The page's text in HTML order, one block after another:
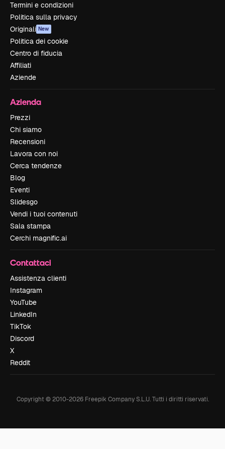
Termini e condizioni
Politica sulla privacy
Originali New
Politica dei cookie
Centro di fiducia
Affiliati
Aziende
Azienda
Prezzi
Chi siamo
Recensioni
Lavora con noi
Cerca tendenze
Blog
Eventi
Slidesgo
Vendi i tuoi contenuti
Sala stampa
Cerchi magnific.ai
Contattaci
Assistenza clienti
Instagram
YouTube
LinkedIn
TikTok
Discord
X
Reddit
Copyright © 2010-2026Freepik Company S.L.U. Tutti i diritti riservati.